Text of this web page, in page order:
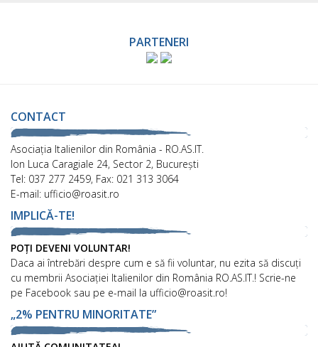
PARTENERI
CONTACT
Asociaţia Italienilor din România - RO.AS.IT.
Ion Luca Caragiale 24, Sector 2, București
Tel: 037 277 2459, Fax: 021 313 3064
E-mail: ufficio@roasit.ro
IMPLICĂ-TE!
POȚI DEVENI VOLUNTAR!
Daca ai întrebări despre cum e să fii voluntar, nu ezita să discuți
cu membrii Asociației Italienilor din România RO.AS.IT.! Scrie-ne
pe Facebook sau pe e-mail la ufficio@roasit.ro!
„2% PENTRU MINORITATE”